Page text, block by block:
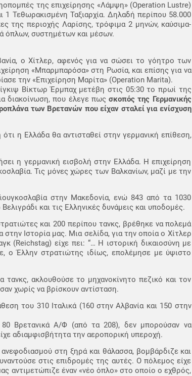
της επιχείρησης «Λάμψη» (Operation Lustre)
1 Τεθωρακισμένη Ταξιαρχία. Δηλαδή περίπου 58.000
της περιοχής Λαρίσης, τρόφιμα 2 μηνών, καύσιμα-
όπλων, συστημέτων και μέσων.
ο Χίτλερ, αφενός για να σώσει το γόητρο των
«Μπαρμπαρόσα» στη Ρωσία, και επίσης για να
την «Επιχείρηση Μαρίτα» (Operation Marita).
Βίκτωρ Έρμπαχ μετέβη στις 05:30 το πρωί της
διακοίνωση, που έλεγε πωςσκοπός της Γερμανικής
των Βρετανών που είχαν σταλεί για ενίσχυση
η Ελλάδα θα αντισταθεί στην γερμανική επίθεση,
η γερμανική εισβολή στην Ελλάδα. Η επιχείρηση
Τις μόνες χώρες των Βαλκανίων, μαζί με την
στην Μακεδονία, ενώ 843 από τα 1030
και τις Ελληνικές δυνάμεις και υποδομές.
και 200 περίπου τανκς, βρέθηκε να πολεμά
Ιστορία μας. Μια σελίδα, για την οποία ο Χίτλερ
(Reichstag) είχε πει: “… Η ιστορική δικαιοσύνη με
ο Έλλην στρατιώτης ιδίως, επολέμησε με ύψιστο
ακλουθούσε το μηχανοκίνητο πεζικό και τον
χωρίς να βρίσκουν αντίσταση.
του 310 Ιταλικά (160 στην Αλβανία και 150 στην
Βρετανικά Α/Φ (από τα 208), δεν μπορούσαν να
αδιαμφισβήτητα την αεροπορική υπεροχή.
στη ξηρά και θάλασσα, βομβάρδιζε και
στις επιδρομές της αυτές. Ο πόλεμος είχε
αντιμετώπιζε έναν «νέο όπλο» στο οποίο ο εχθρός,